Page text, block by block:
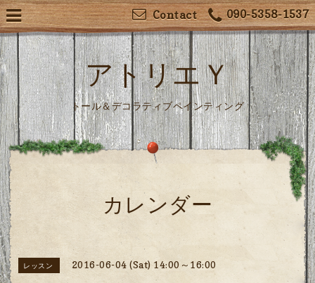
090-5358-1537
Contact
アトリエＹ
トール＆デコラティブペインティング
カレンダー
レッスン 2016-06-04 (Sat) 14:00～16:00